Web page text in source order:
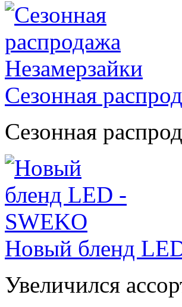
Сезонная
Сезонная
Новый бленд
Увеличился